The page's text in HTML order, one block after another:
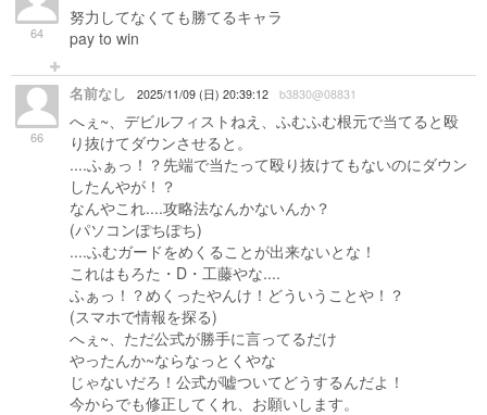
64
努力してなくても勝てるキャラ
pay to win
66
名前なし 2025/11/09 (日) 20:39:12 b3830@08831
へぇ~、デビルフィストねえ、ふむふむ根元で当てると殴
り抜けてダウンさせると。
....ふぁっ！？先端で当たって殴り抜けてもないのにダウン
したんやが！？
なんやこれ....攻略法なんかないんか？
(パソコンぽちぽち)
....ふむガードをめくることが出来ないとな！
これはもろた・D・工藤やな....
ふぁっ！？めくったやんけ！どういうことや！？
(スマホで情報を探る)
へぇ~、ただ公式が勝手に言ってるだけ
やったんか~ならなっとくやな
じゃないだろ！公式が嘘ついてどうするんだよ！
今からでも修正してくれ、お願いします。